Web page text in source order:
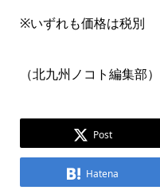
※いずれも価格は税別
（北九州ノコト編集部）
Post
Hatena